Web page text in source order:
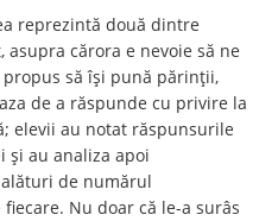
reprezintă două dintre
cărora e nevoie să ne
să își pună părinții,
de a răspunde cu privire la
elevii au notat răspunsurile
și au analiza apoi
de numărul
Nu doar că le-a surâs